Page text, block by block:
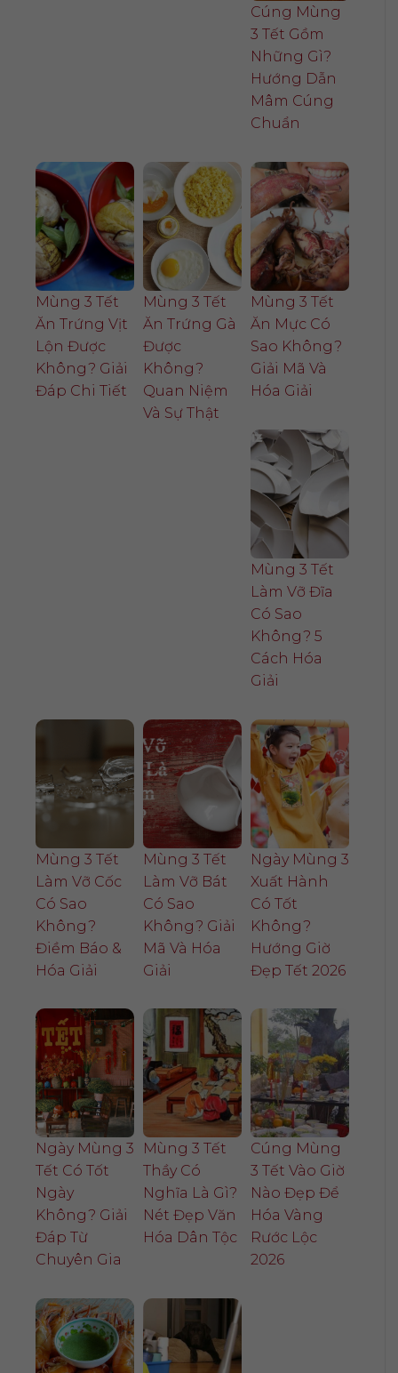
Cúng Mùng
3 Tết Gồm
Những Gì?
Hướng Dẫn
Mâm Cúng
Chuẩn
Mùng 3 Tết
Ăn Trứng Vịt
Lộn Được
Không? Giải
Đáp Chi Tiết
Mùng 3 Tết
Ăn Trứng Gà
Được
Không?
Quan Niệm
Và Sự Thật
Mùng 3 Tết
Ăn Mực Có
Sao Không?
Giải Mã Và
Hóa Giải
Mùng 3 Tết
Làm Vỡ Đĩa
Có Sao
Không? 5
Cách Hóa
Giải
Mùng 3 Tết
Làm Vỡ Cốc
Có Sao
Không?
Điềm Báo &
Hóa Giải
Mùng 3 Tết
Làm Vỡ Bát
Có Sao
Không? Giải
Mã Và Hóa
Giải
Ngày Mùng 3
Xuất Hành
Có Tốt
Không?
Hướng Giờ
Đẹp Tết 2026
Ngày Mùng 3
Tết Có Tốt
Ngày
Không? Giải
Đáp Từ
Chuyên Gia
Mùng 3 Tết
Thầy Có
Nghĩa Là Gì?
Nét Đẹp Văn
Hóa Dân Tộc
Cúng Mùng
3 Tết Vào Giờ
Nào Đẹp Để
Hóa Vàng
Rước Lộc
2026